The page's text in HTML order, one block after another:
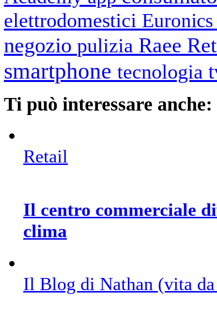
elettrodomestici
negozio pulizia Raee
smartphone tecnologia
Ti può interessare anche:
Retail
Il centro commerciale
clima
Il Blog di Nathan (vita